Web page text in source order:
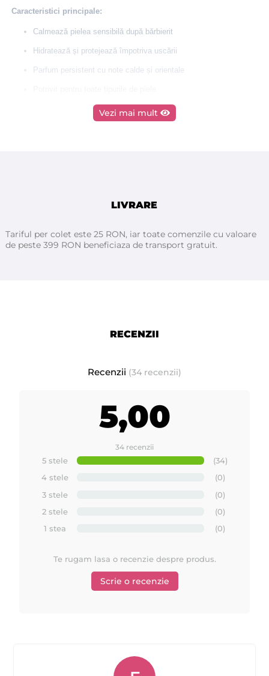
Caracteristici principale:
Calmează pielea sensibilă după bărbierit
Hidratează și protejează împotriva uscării
Parfum persistent cu note calde și orientale
Ambalaj de 150ml – ideal pentru uz profesional și personal
Ionone, Benzyl Salicylate, Hexyl Cinnamal, Linalool, Citronellol,
Vezi mai mult
LIVRARE
Tariful per colet este 25 RON, iar toate comenzile cu valoare
de peste 399 RON beneficiaza de transport gratuit.
RECENZII
Recenzii (34 recenzii)
5,00
34 recenzii
5 stele
(34)
4 stele
(0)
3 stele
(0)
2 stele
(0)
1 stea
(0)
Te rugam lasa o recenzie despre produs.
Scrie o recenzie